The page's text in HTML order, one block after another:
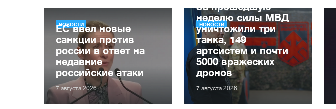
НОВОСТИ
ЕС ввел новые
санкции против
россии в ответ на
недавние
российские атаки
7 августа 2026
НОВОСТИ
За прошедшую
неделю силы МВД
уничтожили три
танка, 149
артсистем и почти
5000 вражеских
дронов
7 августа 2026